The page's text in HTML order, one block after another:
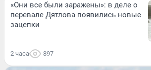
«Они все были заражены»: в деле о
перевале Дятлова появились новые
зацепки
2 часа 897